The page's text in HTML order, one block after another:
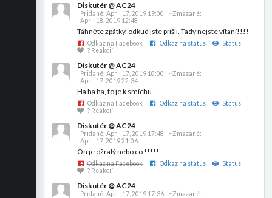
Diskutér @ AC24
Pridané:April 17, 2019 19:00
~Zmazané:
April 18, 2019 12:48
Táhněte zpátky, odkud jste přišli. Tady nejste vítaní!!!!
Odkaz na Facebook Odkaz na status
Status
? Reakcií
Diskutér @ AC24
Pridané:April 17, 2019 18:00
~Zmazané:
April 17, 2019 22:34
Ha ha ha, to je k smíchu.
Odkaz na Facebook Odkaz na status
Status
? Reakcií
Diskutér @ AC24
Pridané:April 17, 2019 17:48
~Zmazané:
April 17, 2019 21:06
On je ožralý nebo co !!!!!
Odkaz na Facebook Odkaz na status
Status
? Reakcií
Diskutér @ AC24
Pridané:April 17, 2019 17:36
~Zmazané: